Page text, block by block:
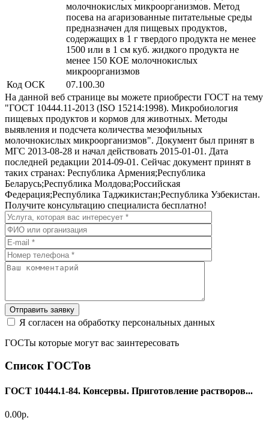
молочнокислых микроорганизмов. Метод
посева на агаризованные питательные среды
предназначен для пищевых продуктов,
содержащих в 1 г твердого продукта не менее
1500 или в 1 см куб. жидкого продукта не
менее 150 КОЕ молочнокислых
микроорганизмов
Код ОСК
07.100.30
На данной веб странице вы можете приобрести ГОСТ на тему
"ГОСТ 10444.11-2013 (ISO 15214:1998). Микробиология
пищевых продуктов и кормов для животных. Методы
выявления и подсчета количества мезофильных
молочнокислых микроорганизмов". Документ был принят в
МГС 2013-08-28 и начал действовать 2015-01-01. Дата
последней редакции 2014-09-01. Сейчас документ принят в
таких странах: Республика Армения;Республика
Беларусь;Республика Молдова;Российская
Федерация;Республика Таджикистан;Республика Узбекистан.
Получите консультацию специалиста бесплатно!
Отправить заявку
Я согласен на обработку персональных данных
ГОСТы которые могут вас заинтересовать
Список ГОСТов
ГОСТ 10444.1-84. Консервы. Приготовление растворов...
0.00р.